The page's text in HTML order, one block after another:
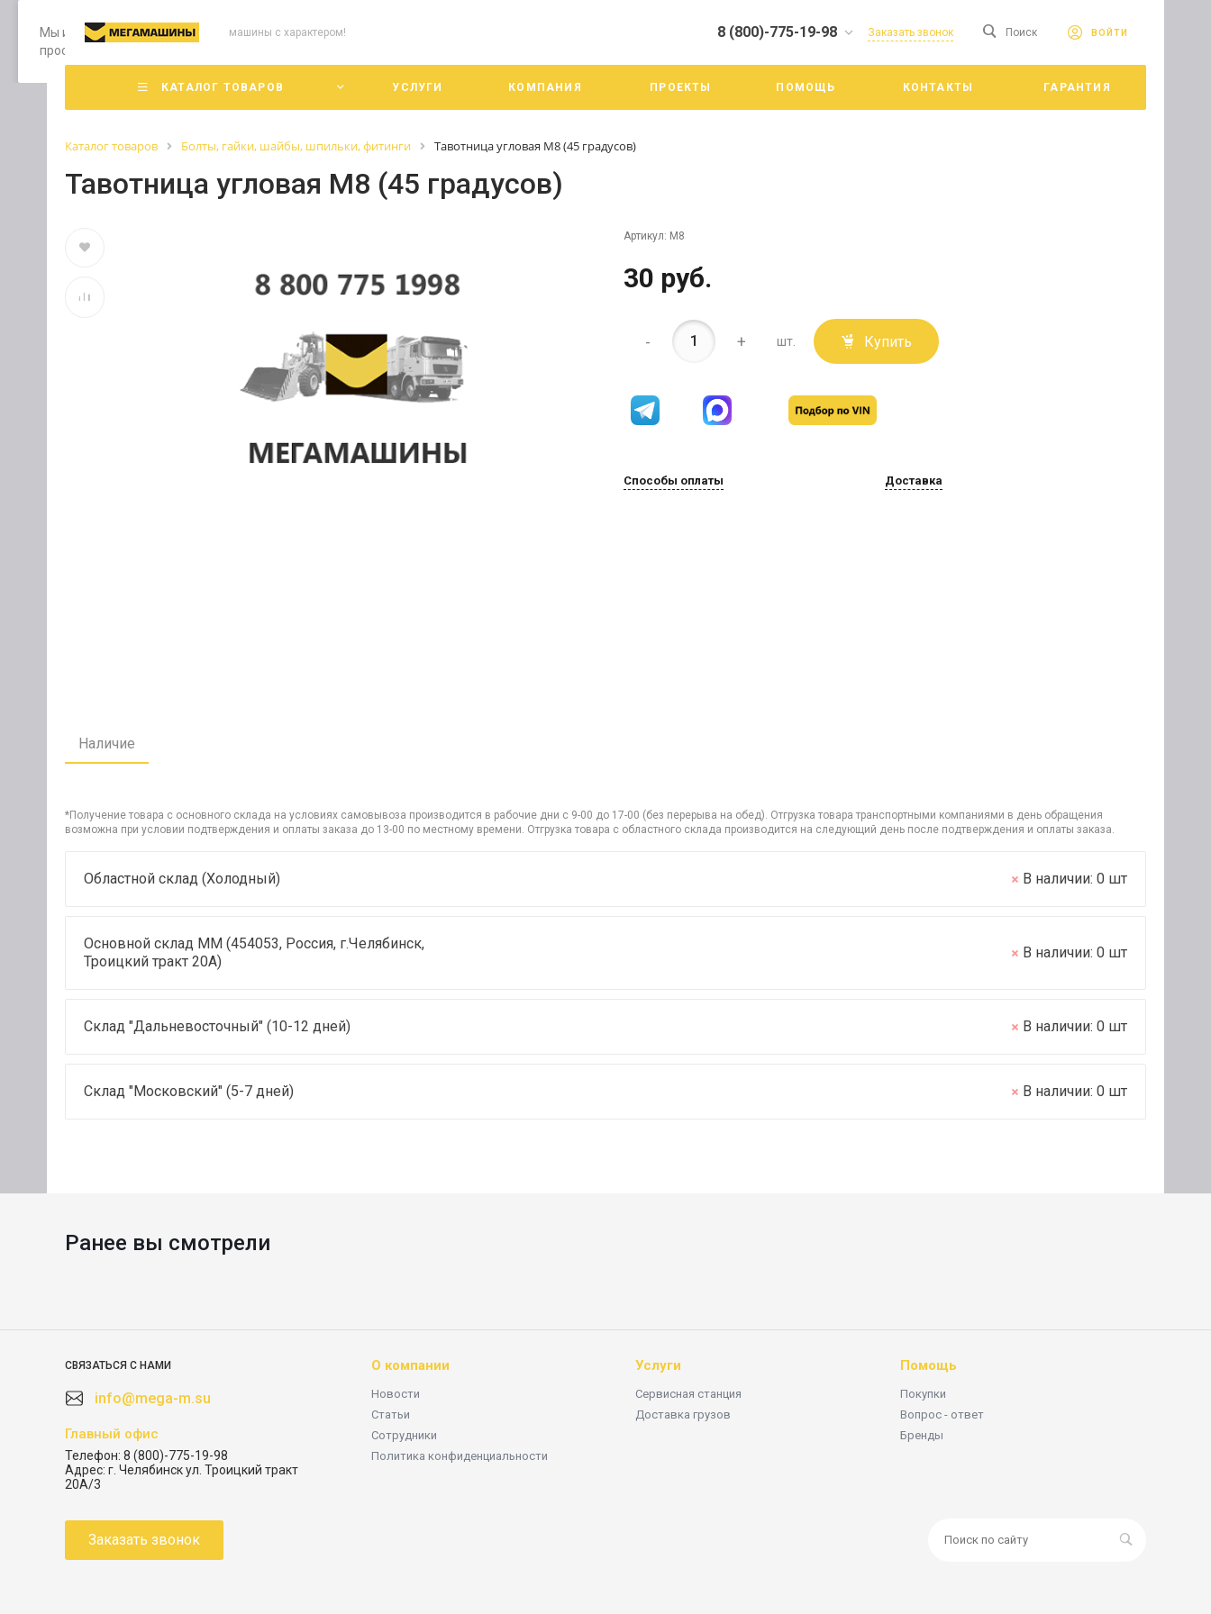
Мы используем файлы cookie, разработанные нашими специалистами и третьими лицами, для анализа событий на нашем веб-сайте. Продолжая
просмотр страниц нашего сайта, вы принимаете условия его использования. Более подробные сведения смотрите в Политике конфиденциальности
Принять
машины с характером! 8 (800)-775-19-98
г. Челябинск ул. Троицкий
тракт 20А/3
Заказать звонок Поиск ВОЙТИ
КАТАЛОГ ТОВАРОВ УСЛУГИ КОМПАНИЯ ПРОЕКТЫ ПОМОЩЬ КОНТАКТЫ ГАРАНТИЯ
Каталог товаров Болты, гайки, шайбы, шпильки, фитинги Тавотница угловая М8 (45 градусов)
Тавотница угловая М8 (45 градусов)
Артикул: М8
30 руб.
- + шт. Купить
Способы оплаты Доставка
Наличие
*Получение товара с основного склада на условиях самовывоза производится в рабочие дни с 9-00 до 17-00 (без перерыва на обед). Отгрузка товара транспортными компаниями в день обращения
возможна при условии подтверждения и оплаты заказа до 13-00 по местному времени. Отгрузка товара с областного склада производится на следующий день после подтверждения и оплаты заказа.
Областной склад (Холодный) В наличии: 0 шт
Основной склад ММ (454053, Россия, г.Челябинск,
Троицкий тракт 20А)
В наличии: 0 шт
Склад "Дальневосточный" (10-12 дней) В наличии: 0 шт
Склад "Московский" (5-7 дней) В наличии: 0 шт
Ранее вы смотрели
СВЯЗАТЬСЯ С НАМИ
info@mega-m.su
Главный офис
Телефон: 8 (800)-775-19-98
Адрес: г. Челябинск ул. Троицкий тракт
20А/3
О компании
Новости
Статьи
Сотрудники
Политика конфиденциальности
Услуги
Сервисная станция
Доставка грузов
Помощь
Покупки
Вопрос - ответ
Бренды
Заказать звонок